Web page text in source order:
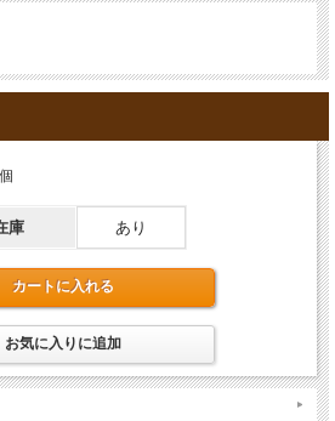
個
庫 あり